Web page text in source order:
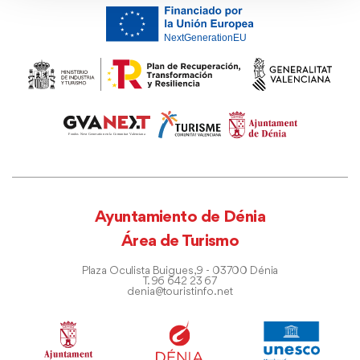
Ayuntamiento de Dénia
Área de Turismo
Plaza Oculista Buigues, 9 - 03700 Dénia
T. 96 642 23 67
denia@touristinfo.net